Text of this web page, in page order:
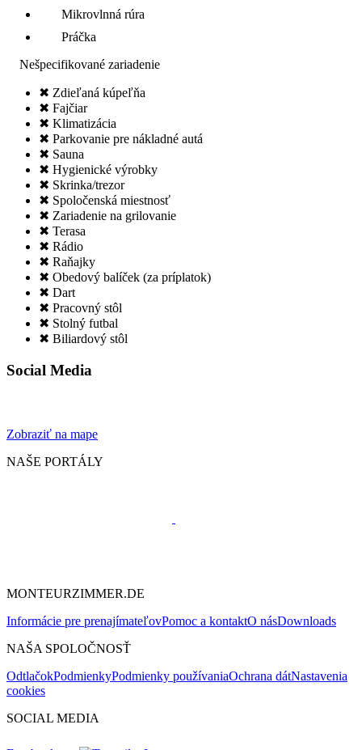
Mikrovlnná rúra
Práčka
Nešpecifikované zariadenie
✖ Zdieľaná kúpeľňa
✖ Fajčiar
✖ Klimatizácia
✖ Parkovanie pre nákladné autá
✖ Sauna
✖ Hygienické výrobky
✖ Skrinka/trezor
✖ Spoločenská miestnosť
✖ Zariadenie na grilovanie
✖ Terasa
✖ Rádio
✖ Raňajky
✖ Obedový balíček (za príplatok)
✖ Dart
✖ Pracovný stôl
✖ Stolný futbal
✖ Biliardový stôl
Social Media
Zobraziť na mape
NAŠE PORTÁLY
MONTEURZIMMER.DE
Informácie pre prenajímateľovPomoc a kontaktO násDownloads
NAŠA SPOLOČNOSŤ
OdtlačokPodmienkyPodmienky používaniaOchrana dátNastavenia
cookies
SOCIAL MEDIA